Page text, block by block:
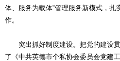
体、服务为载体”管理服务新模式，扎
作。
突出抓好制度建设。把党的建设贯
了《中共英德市个私协会委员会党建